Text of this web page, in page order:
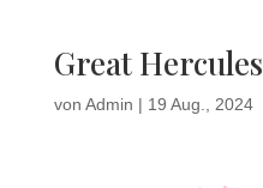
Great Hercules
von Admin | 19 Aug., 2024